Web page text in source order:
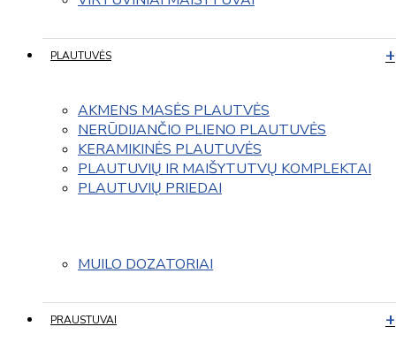
PLAUTUVĖS
AKMENS MASĖS PLAUTVĖS
NERŪDIJANČIO PLIENO PLAUTUVĖS
KERAMIKINĖS PLAUTUVĖS
PLAUTUVIŲ IR MAIŠYTUTVŲ KOMPLEKTAI
PLAUTUVIŲ PRIEDAI
MUILO DOZATORIAI
PRAUSTUVAI